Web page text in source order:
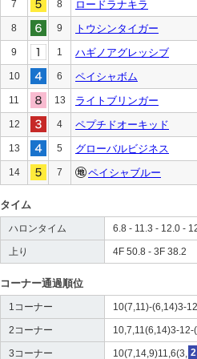
7 8 ロードラナキラ
8 9 トウシンタイガー
9 1 ハギノアグレッシブ
10 6 ペイシャボム
11 13 ライトブリンガー
12 4 ペプチドオーキッド
13 5 グローバルビジネス
14 7 ペイシャブルー
タイム
ハロンタイム 6.8 - 11.3 - 12.0 -
上り 4F 50.8 - 3F 38.2
コーナー通過順位
1コーナー 10(7,11)-(6,14)3-
2コーナー 10,7,11(6,14)3-12-
3コーナー 10(7,14,9)11,6(3, 2